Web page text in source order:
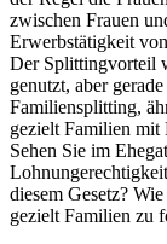
zwischen Frauen
Erwerbstätigkeit
Der Splittingvorteil
genutzt, aber
Familiensplitting,
gezielt Familien
Sehen Sie im
diesem Gesetz?
gezielt Familien zu